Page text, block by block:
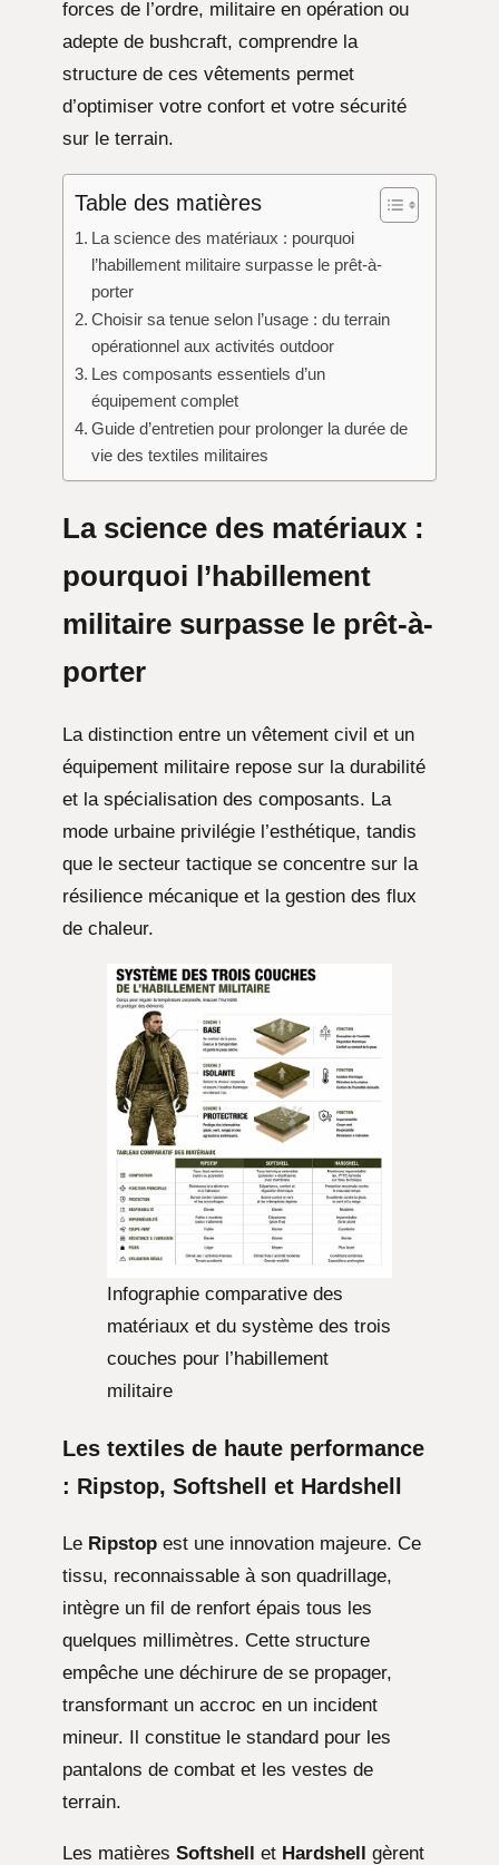
forces de l’ordre, militaire en opération ou
adepte de bushcraft, comprendre la
structure de ces vêtements permet
d’optimiser votre confort et votre sécurité
sur le terrain.
Table des matières
La science des matériaux : pourquoi
l’habillement militaire surpasse le prêt-à-
porter
Choisir sa tenue selon l’usage : du terrain
opérationnel aux activités outdoor
Les composants essentiels d’un
équipement complet
Guide d’entretien pour prolonger la durée de
vie des textiles militaires
La science des matériaux :
pourquoi l’habillement
militaire surpasse le prêt-à-
porter
La distinction entre un vêtement civil et un
équipement militaire repose sur la durabilité
et la spécialisation des composants. La
mode urbaine privilégie l’esthétique, tandis
que le secteur tactique se concentre sur la
résilience mécanique et la gestion des flux
de chaleur.
Infographie comparative des
matériaux et du système des trois
couches pour l’habillement
militaire
Les textiles de haute performance
: Ripstop, Softshell et Hardshell
Le Ripstop est une innovation majeure. Ce
tissu, reconnaissable à son quadrillage,
intègre un fil de renfort épais tous les
quelques millimètres. Cette structure
empêche une déchirure de se propager,
transformant un accroc en un incident
mineur. Il constitue le standard pour les
pantalons de combat et les vestes de
terrain.
Les matières Softshell et Hardshell gèrent